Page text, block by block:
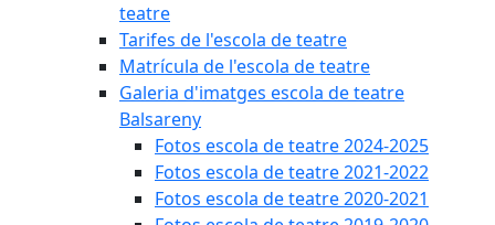
teatre
Tarifes de l'escola de teatre
Matrícula de l'escola de teatre
Galeria d'imatges escola de teatre
Balsareny
Fotos escola de teatre 2024-2025
Fotos escola de teatre 2021-2022
Fotos escola de teatre 2020-2021